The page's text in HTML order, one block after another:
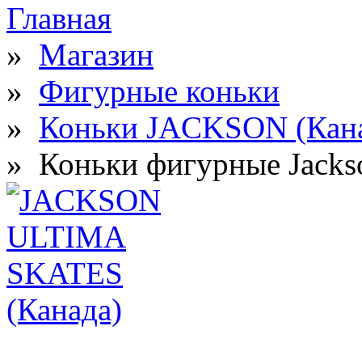
Главная
» Магазин
» Фигурные коньки
» Коньки JACKSON
» Коньки фигурные